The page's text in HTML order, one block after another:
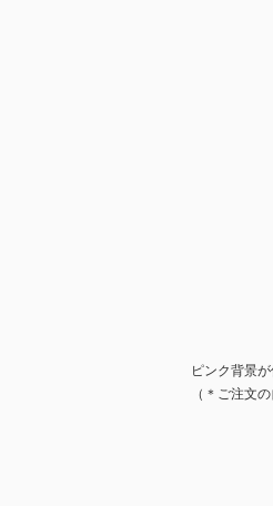
ピンク背景
（＊ご注文